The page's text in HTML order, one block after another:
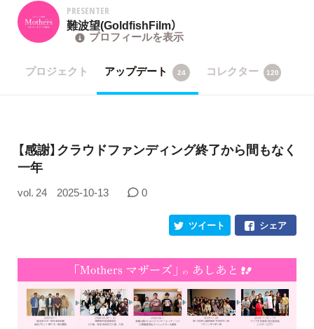
PRESENTER
難波望(GoldfishFilm）
プロフィールを表示
プロジェクト アップデート 24 コレクター 120
【感謝】クラウドファンディング終了から間もなく
一年
vol. 24 2025-10-13 0
シェア
ツイート